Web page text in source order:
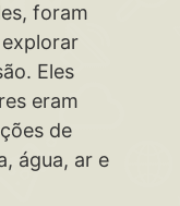
foram
Eles
eram
de
água, ar e